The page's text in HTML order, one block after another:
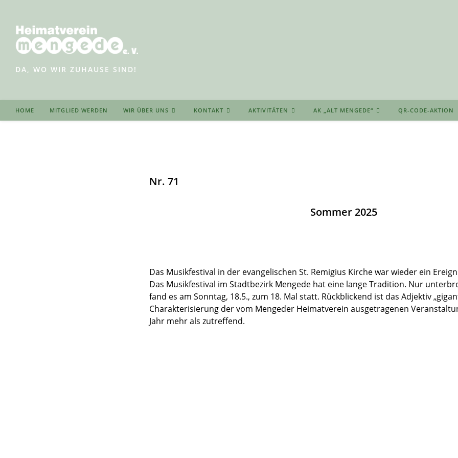
springen
DA, WO WIR ZUHAUSE SIND!
HOME MITGLIED WERDEN WIR ÜBER UNS KONTAKT AKTIVITÄTEN AK „ALT MENGEDE“ QR-CODE-AKTION
Nr. 71
Sommer 2025
Das Musikfestival in der evangelischen St. Remigius Kirche war wieder ein
Das Musikfestival im Stadtbezirk Mengede hat eine lange Tradition. Nur
fand es am Sonntag, 18.5., zum 18. Mal statt. Rückblickend ist das Adjektiv
Charakterisierung der vom Mengeder Heimatverein ausgetragenen
Jahr mehr als zutreffend.